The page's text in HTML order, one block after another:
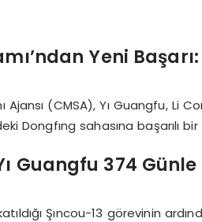
Yeni
Ajansı (CMSA), Yı Guangfu, Li
Dongfıng sahasına başarılı
Guangfu 374
Şıncou-13 görevinin